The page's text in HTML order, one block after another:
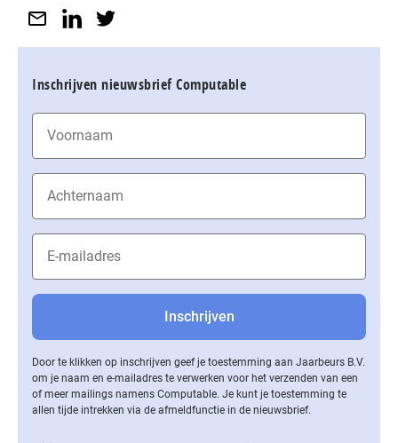
Inschrijven nieuwsbrief Computable
Door te klikken op inschrijven geef je toestemming aan Jaarbeurs B.V.
om je naam en e-mailadres te verwerken voor het verzenden van een
of meer mailings namens Computable. Je kunt je toestemming te
allen tijde intrekken via de af­meld­func­tie in de nieuwsbrief.